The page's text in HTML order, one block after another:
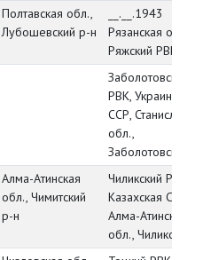
Полтавская обл.,
Лубошевский р-н
__.__.1943
Рязанская обл.,
Ряжский РВК
Заболотовский
РВК, Украинская
ССР,
обл.,
Заболотовский
Алма-Атинская
обл., Чимитский
р-н
Чиликский РВК,
Казахская ССР,
Алма-Атинская
обл., Чиликский